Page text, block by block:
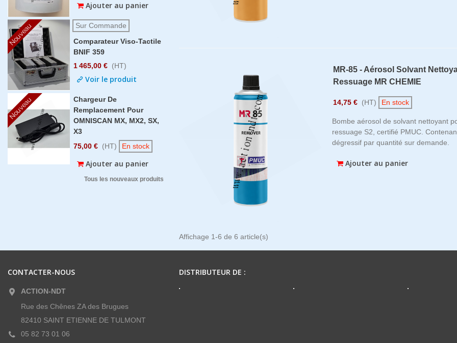
Ajouter au panier
Nouveau
Sur Commande
Comparateur Viso-Tactile
BNIF 359
1 465,00 € (HT)
Voir le produit
Nouveau
Chargeur De
Remplacement Pour
OMNISCAN MX, MX2, SX,
X3
75,00 € (HT) En stock
Ajouter au panier
Tous les nouveaux produits
MR-85 - Aérosol Solvant
Ressuage MR CHEMIE
14,75 € (HT) En stock
Bombe aérosol de solvant nettoyant
ressuage S2, certifié PMUC.
dégressif par quantité sur demande.
Ajouter au panier
Affichage 1-6 de 6 article(s)
CONTACTER-NOUS
ACTION-NDT
Rue des Chênes ZA des Brugues
82410 SAINT ETIENNE DE TULMONT
05 82 73 01 06
DISTRIBUTEUR DE :